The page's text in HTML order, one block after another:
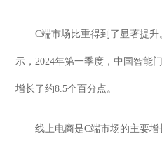
C端市场比重得到了显著提升
示， 2024年第一季度，中国智能
增长了约8.5个百分点。
线上电商是C端市场的主要增